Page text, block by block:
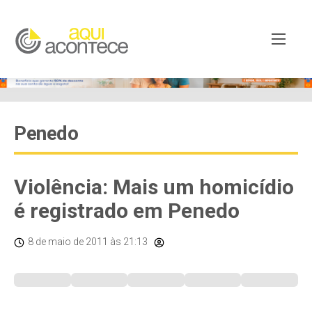
Penedo
Violência: Mais um homicídio
é registrado em Penedo
8 de maio de 2011 às 21:13